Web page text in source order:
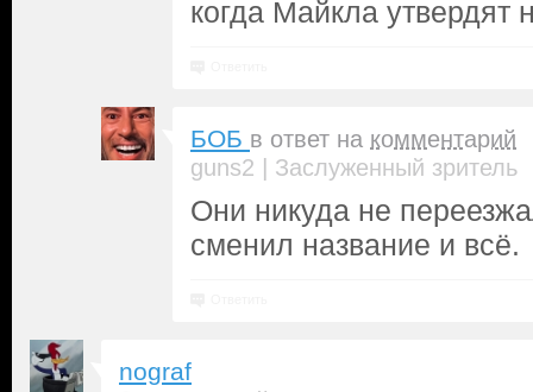
когда Майкла утвердят
БОБ в ответ на комментарий
guns2 | Заслуженный зритель
Они никуда не
сменил название и всё.
nograf